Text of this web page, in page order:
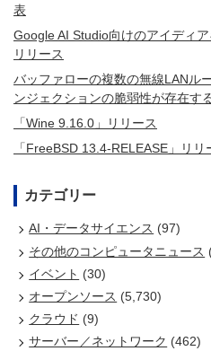
表
Google AI Studio向けのアイディ
リリース
バッファローの複数の無線LANル
ンジェクションの脆弱性が存在す
「Wine 9.16.0」リリース
「FreeBSD 13.4-RELEASE」リリ
カテゴリー
AI・データサイエンス (97)
その他のコンピュータニュース
イベント (30)
オープンソース (5,730)
クラウド (9)
サーバー／ネットワーク (462)